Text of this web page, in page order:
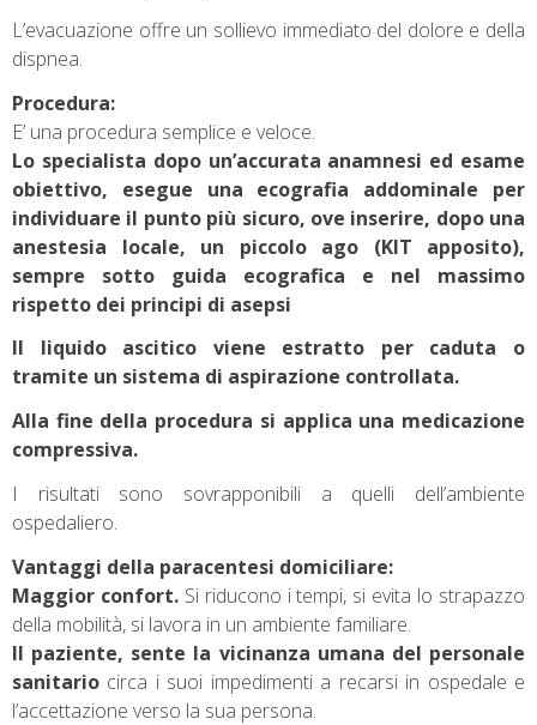
L’evacuazione offre un sollievo immediato del dolore e della
dispnea.
Procedura:
E’ una procedura semplice e veloce.
Lo specialista dopo un’accurata anamnesi ed esame
obiettivo, esegue una ecografia addominale per
individuare il punto più sicuro, ove inserire, dopo una
anestesia locale, un piccolo ago (KIT apposito),
sempre sotto guida ecografica e nel massimo
rispetto dei principi di asepsi
Il liquido ascitico viene estratto per caduta o
tramite un sistema di aspirazione controllata.
Alla fine della procedura si applica una medicazione
compressiva.
I risultati sono sovrapponibili a quelli dell’ambiente
ospedaliero.
Vantaggi della paracentesi domiciliare:
Maggior confort.Si riducono i tempi, si evita lo strapazzo
della mobilità, si lavora in un ambiente familiare.
Il paziente, sente la vicinanza umana del personale
sanitario circa i suoi impedimenti a recarsi in ospedale e
l’accettazione verso la sua persona.